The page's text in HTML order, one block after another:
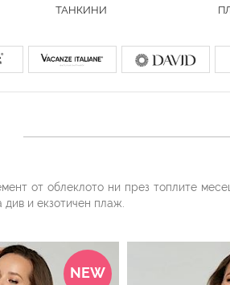
ТАНКИНИ
от облеклото ни през топлите
и екзотичен плаж.
принтове, морски декорации,
дизайнерски кройки с висока
NEW